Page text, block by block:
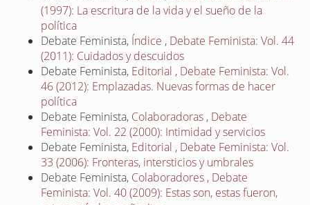
(1997): La escritura de la vida y el sueño de la
política
Debate Feminista, Índice , Debate Feminista: Vol. 44
(2011): Cuidados y descuidos
Debate Feminista, Editorial , Debate Feminista: Vol.
46 (2012): Emplazadas. Nuevas formas de hacer
política
Debate Feminista, Colaboradoras , Debate
Feminista: Vol. 22 (2000): Intimidad y servicios
Debate Feminista, Editorial , Debate Feminista: Vol.
33 (2006): Fronteras, intersticios y umbrales
Debate Feminista, Colaboradores , Debate
Feminista: Vol. 40 (2009): Estas son, estas fueron,